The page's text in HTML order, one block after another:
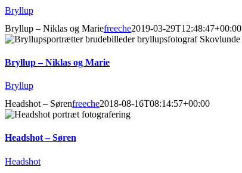
Bryllup
Bryllup – Niklas og Mariefreeche2019-03-29T12:48:47+00:00
Bryllup – Niklas og Marie
Bryllup
Headshot – Sørenfreeche2018-08-16T08:14:57+00:00
Headshot – Søren
Headshot